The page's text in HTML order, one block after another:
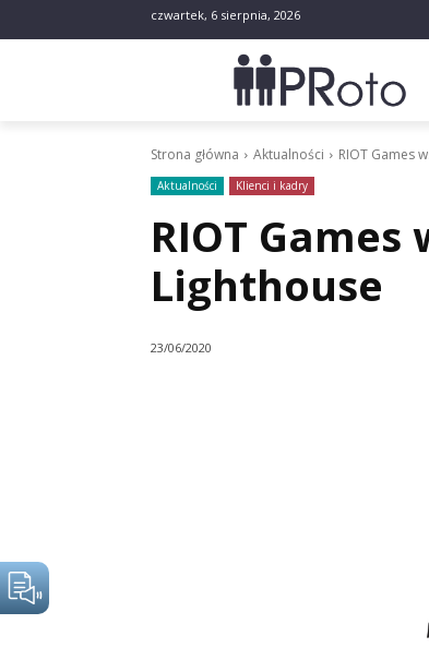
czwartek, 6 sierpnia, 2026
Strona główna Aktualności RIOT Games
Aktualności Klienci i kadry
RIOT Games
Lighthouse
23/06/2020